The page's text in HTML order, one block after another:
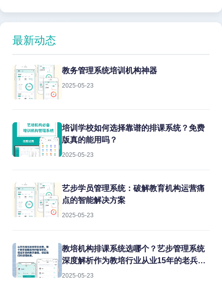
最新动态
教务管理系统培训机构神器
2025-05-23
培训学校如何选择靠谱的排课系统？免费
版真的能用吗？
2025-05-23
艺步学员管理系统：破解教育机构运营痛
点的智能解决方案
2025-05-23
教培机构排课系统选哪个？艺步管理系统
深度解析作为教培行业从业15年的老兵，
我见过太多机构在教务管理上栽跟头。排
2025-05-23